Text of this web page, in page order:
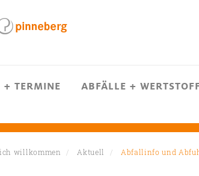
+ TERMINE ABFÄLLE +
willkommen Aktuell Abfallinfo und